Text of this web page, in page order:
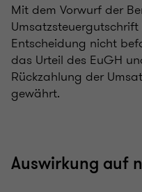
Mit dem Vorwurf der
Entscheidung nicht
das Urteil des EuGH
Rückzahlung der
gewährt.
Auswirkung auf